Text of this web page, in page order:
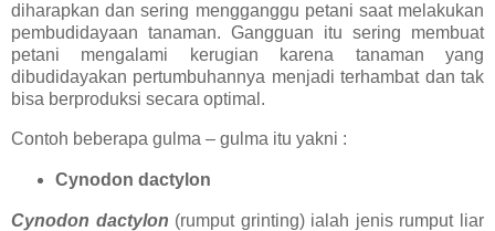
diharapkan dan sering mengganggu petani saat melakukan
pembudidayaan tanaman. Gangguan itu sering membuat
petani mengalami kerugian karena tanaman yang
dibudidayakan pertumbuhannya menjadi terhambat dan tak
bisa berproduksi secara optimal.
Contoh beberapa gulma – gulma itu yakni :
Cynodon dactylon
Cynodon dactylon (rumput grinting) ialah jenis rumput liar